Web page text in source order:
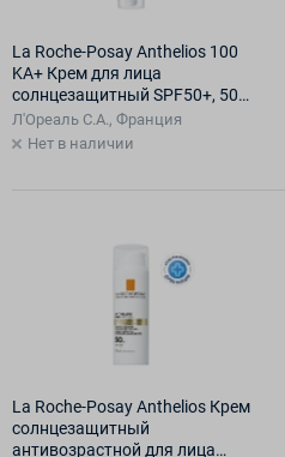
La Roche-Posay Anthelios 100
KA+ Крем для лица
солнцезащитный SPF50+, 50
мл
Л'Ореаль С.А., Франция
Нет в наличии
La Roche-Posay Anthelios Крем
солнцезащитный
антивозрастной для лица